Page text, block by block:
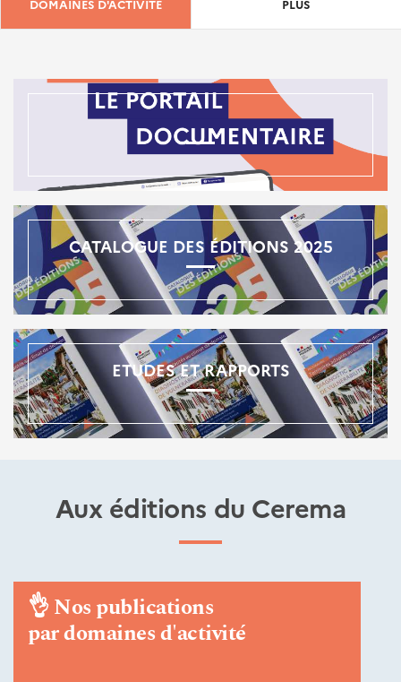
DOMAINES D'ACTIVITÉ PLUS
CATALOGUE DES ÉDITIONS 2025
ETUDES ET RAPPORTS
Aux éditions du Cerema
👌Nos publications
par domaines d'activité